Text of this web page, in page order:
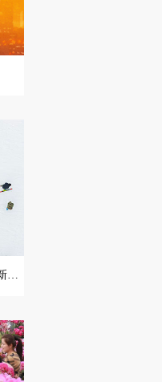
【冰雪暖民生】驰骋冰雪间 涌动新经济